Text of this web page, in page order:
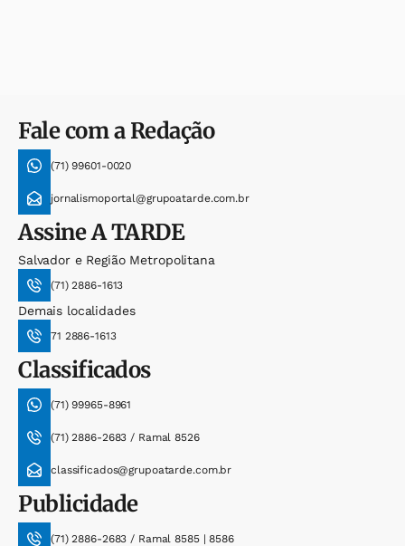
Fale com a Redação
(71) 99601-0020
jornalismoportal@grupoatarde.com.br
AssineA TARDE
Salvador e Região Metropolitana
(71) 2886-1613
Demais localidades
71 2886-1613
Classificados
(71) 99965-8961
(71) 2886-2683 / Ramal 8526
classificados@grupoatarde.com.br
Publicidade
(71) 2886-2683 / Ramal 8585 | 8586